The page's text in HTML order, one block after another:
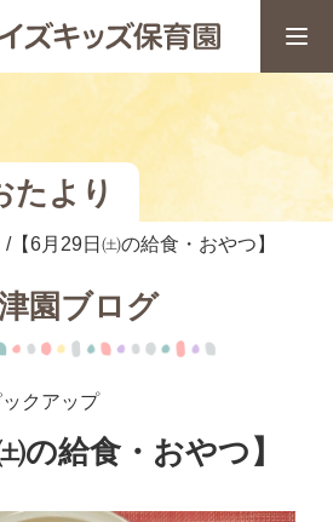
たより
【6月29日㈯の給食・おやつ】
園ブログ
クアップ
の給食・おやつ】